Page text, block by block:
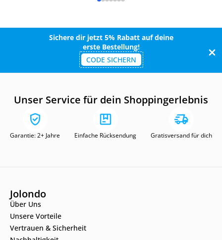
Sichere dir jetzt 5% Rabatt auf deine
erste Bestellung!
CODE SICHERN
Unser Service für dein Shoppingerlebnis
Garantie: 2+ Jahre Einfache Rücksendung Gratisversand für dich
Jolondo
Über Uns
Unsere Vorteile
Vertrauen & Sicherheit